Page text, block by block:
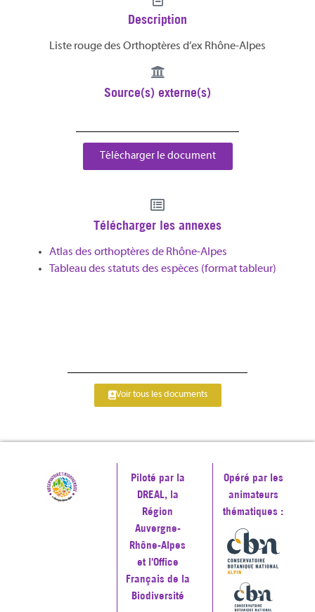
Description
Liste rouge des Orthoptères d’ex Rhône-Alpes
Source(s) externe(s)
Télécharger le document
Télécharger les annexes
Atlas des orthoptères de Rhône-Alpes
Tableau des statuts des espèces (format tableur)
Voir tous les documents
Piloté par la
DREAL, la
Région
Auvergne-
Rhône-Alpes
et l'Office
Français de la
Biodiversité
Opéré par les
animateurs
thématiques :